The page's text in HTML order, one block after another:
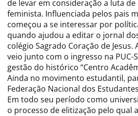
de levar em consideração a luta
feminista. Influenciada pelos pais
começou a se interessar por
quando ajudou a editar o jornal
colégio Sagrado Coração de
veio junto com o ingresso na PUC-
gestão do histórico “Centro
Ainda no movimento estudantil,
Federação Nacional dos
Em todo seu período como
o processo de elitização pelo qual